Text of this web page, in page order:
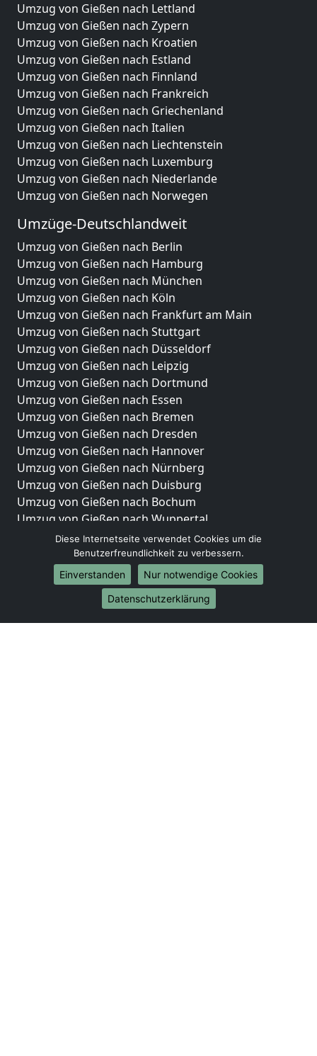
Umzug von Gießen nach Lettland
Umzug von Gießen nach Zypern
Umzug von Gießen nach Kroatien
Umzug von Gießen nach Estland
Umzug von Gießen nach Finnland
Umzug von Gießen nach Frankreich
Umzug von Gießen nach Griechenland
Umzug von Gießen nach Italien
Umzug von Gießen nach Liechtenstein
Umzug von Gießen nach Luxemburg
Umzug von Gießen nach Niederlande
Umzug von Gießen nach Norwegen
Umzüge-Deutschlandweit
Umzug von Gießen nach Berlin
Umzug von Gießen nach Hamburg
Umzug von Gießen nach München
Umzug von Gießen nach Köln
Umzug von Gießen nach Frankfurt am Main
Umzug von Gießen nach Stuttgart
Umzug von Gießen nach Düsseldorf
Umzug von Gießen nach Leipzig
Umzug von Gießen nach Dortmund
Umzug von Gießen nach Essen
Umzug von Gießen nach Bremen
Umzug von Gießen nach Dresden
Umzug von Gießen nach Hannover
Umzug von Gießen nach Nürnberg
Umzug von Gießen nach Duisburg
Umzug von Gießen nach Bochum
Umzug von Gießen nach Wuppertal
Umzug von Gießen nach Bielefeld
Umzug von Gießen nach Bonn
Umzug von Gießen nach Münster
Internationale-Umzüge
Umzug von Gießen nach Brasilien
Diese Internetseite verwendet Cookies um die
Benutzerfreundlichkeit zu verbessern.
Einverstanden
Nur notwendige Cookies
Datenschutzerklärung